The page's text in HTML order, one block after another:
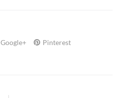
Google+
Pinterest